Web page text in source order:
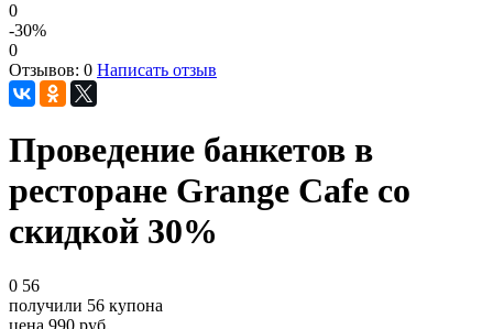
0
-30%
0
Отзывов: 0 Написать отзыв
Проведение банкетов в
ресторане Grange Cafe со
скидкой 30%
0 56
получили 56 купона
цена 990 руб.